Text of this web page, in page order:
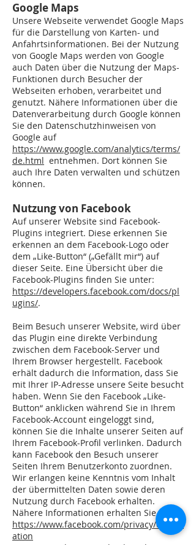
Google Maps
Unsere Webseite verwendet Google Maps
für die Darstellung von Karten- und
Anfahrtsinformationen. Bei der Nutzung
von Google Maps werden von Google
auch Daten über die Nutzung der Maps-
Funktionen durch Besucher der
Webseiten erhoben, verarbeitet und
genutzt. Nähere Informationen über die
Datenverarbeitung durch Google können
Sie den Datenschutzhinweisen von
Google auf
https://www.google.com/analytics/terms/
de.html entnehmen. Dort können Sie
auch Ihre Daten verwalten und schützen
können.
Nutzung von Facebook
Auf unserer Website sind Facebook-
Plugins integriert. Diese erkennen Sie
erkennen an dem Facebook-Logo oder
dem „Like-Button“ („Gefällt mir“) auf
dieser Seite. Eine Übersicht über die
Facebook-Plugins finden Sie unter:
https://developers.facebook.com/docs/pl
ugins/.
Beim Besuch unserer Website, wird über
das Plugin eine direkte Verbindung
zwischen dem Facebook-Server und
Ihrem Browser hergestellt. Facebook
erhält dadurch die Information, dass Sie
mit Ihrer IP-Adresse unsere Seite besucht
haben. Wenn Sie den Facebook „Like-
Button“ anklicken während Sie in Ihrem
Facebook-Account eingeloggt sind,
können Sie die Inhalte unserer Seiten auf
Ihrem Facebook-Profil verlinken. Dadurch
kann Facebook den Besuch unserer
Seiten Ihrem Benutzerkonto zuordnen.
Wir erlangen keine Kenntnis vom Inhalt
der übermittelten Daten sowie deren
Nutzung durch Facebook erhalten.
Nähere Informationen erhalten Sie unter:
https://www.facebook.com/privacy/explan
ation
Wenn Sie sich aus Facebook ausloggen,